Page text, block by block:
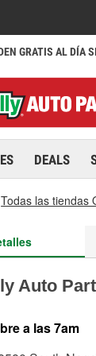
GRATIS AL DÍA
DEALS
Todas las tiendas
Auto
a las 7am